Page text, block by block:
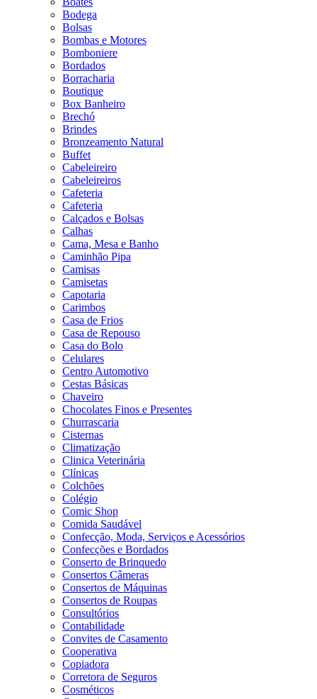
Bodega
Bolsas
Bombas e Motores
Bomboniere
Bordados
Borracharia
Boutique
Box Banheiro
Brechó
Brindes
Bronzeamento Natural
Buffet
Cabeleireiro
Cabeleireiros
Cafeteria
Cafeteria
Calçados e Bolsas
Calhas
Cama, Mesa e Banho
Caminhão Pipa
Camisas
Camisetas
Capotaria
Carimbos
Casa de Frios
Casa de Repouso
Casa do Bolo
Celulares
Centro Automotivo
Cestas Básicas
Chaveiro
Chocolates Finos e Presentes
Churrascaria
Cisternas
Climatização
Clinica Veterinária
Clínicas
Colchões
Colégio
Comic Shop
Comida Saudável
Confecção, Moda, Serviços e Acessórios
Confecções e Bordados
Conserto de Brinquedo
Consertos Câmeras
Consertos de Máquinas
Consertos de Roupas
Consultórios
Contabilidade
Convites de Casamento
Cooperativa
Copiadora
Corretora de Seguros
Cosméticos